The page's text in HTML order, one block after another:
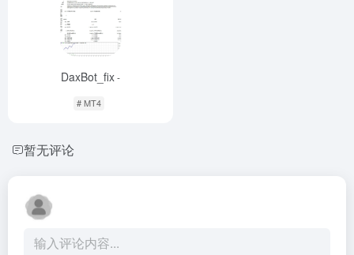
DaxBot_fix-
# MT4
暂无评论